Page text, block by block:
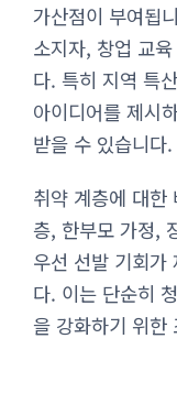
가산점이 부여됩
소지자, 창업 교
다. 특히 지역 특
아이디어를 제시
받을 수 있습니다.
취약 계층에 대한
층, 한부모 가정,
우선 선발 기회가
다. 이는 단순히
을 강화하기 위한